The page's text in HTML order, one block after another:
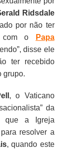
Ridsdale
por não ter
com o
Papa
disse ele
ter recebido
grupo.
, o Vaticano
da
que a Igreja
resolver a
, quando este